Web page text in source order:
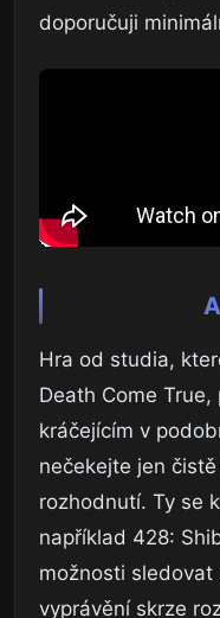
doporučuji
Hra od studia,
Death Come
kráčejícím v
nečekejte jen
rozhodnutí. Ty se
například 428:
možnosti sledovat
vyprávění skrze